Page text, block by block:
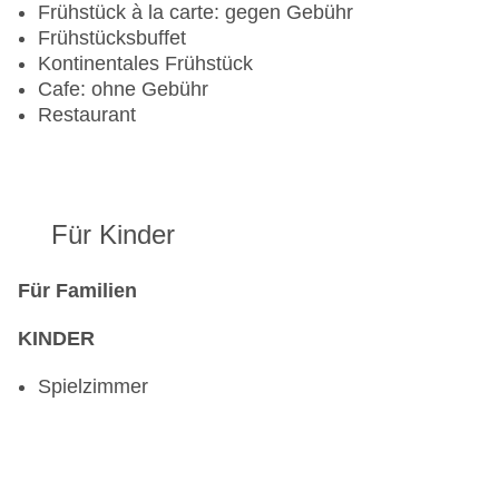
Frühstück à la carte: gegen Gebühr
Frühstücksbuffet
Kontinentales Frühstück
Cafe: ohne Gebühr
Restaurant
Für Kinder
Für Familien
KINDER
Spielzimmer